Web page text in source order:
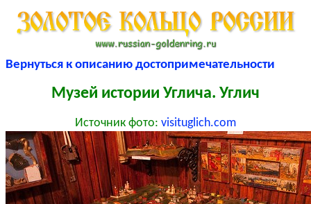
Вернуться к описанию достопримечательности
Музей истории Углича. Углич
Источник фото: visituglich.com